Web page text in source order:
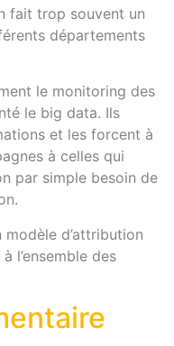
fait trop souvent un
départements
le monitoring des
le big data. Ils
et les forcent à
à celles qui
par simple besoin de
d’attribution
l’ensemble des